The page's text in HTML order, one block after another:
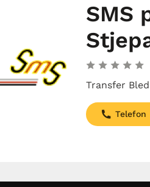
SMS
Transfer
Telefon